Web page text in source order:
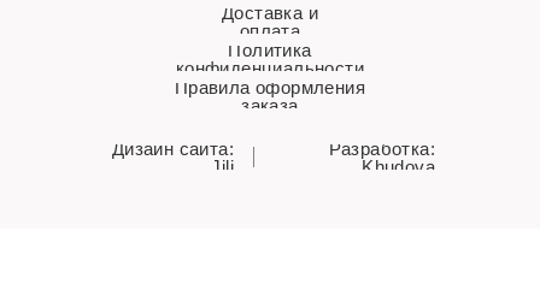
Политика
конфиденциальности
Правила оформления
заказа
Разработка:
Khudova
Дизайн сайта:
Jili
Доставка и
оплата